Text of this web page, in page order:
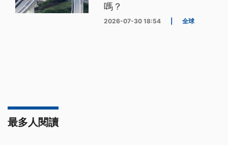
嗎？
2026-07-30 18:54 全球
最多人閱讀